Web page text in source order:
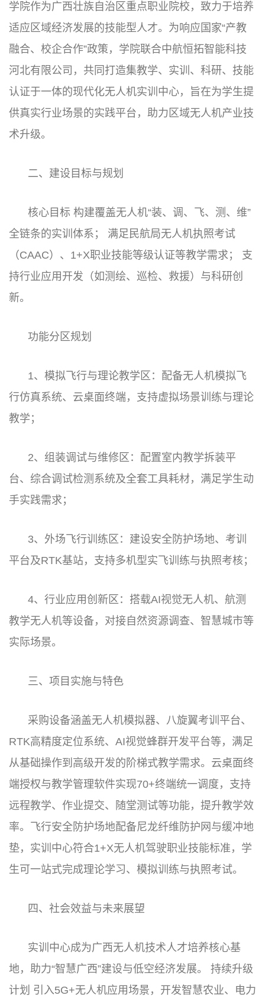
学院作为广西壮族自治区重点职业院校，致力于培养
适应区域经济发展的技能型人才。为响应国家“产教
融合、校企合作”政策，学院联合中航恒拓智能科技
河北有限公司，共同打造集教学、实训、科研、技能
认证于一体的现代化无人机实训中心，旨在为学生提
供真实行业场景的实践平台，助力区域无人机产业技
术升级。
二、建设目标与规划
核心目标 构建覆盖无人机“装、调、飞、测、维”
全链条的实训体系； 满足民航局无人机执照考试
（CAAC）、1+X职业技能等级认证等教学需求； 支
持行业应用开发（如测绘、巡检、救援）与科研创
新。
功能分区规划
1、模拟飞行与理论教学区：配备无人机模拟飞
行仿真系统、云桌面终端，支持虚拟场景训练与理论
教学；
2、组装调试与维修区：配置室内教学拆装平
台、综合调试检测系统及全套工具耗材，满足学生动
手实践需求；
3、外场飞行训练区：建设安全防护场地、考训
平台及RTK基站，支持多机型实飞训练与执照考核；
4、行业应用创新区：搭载AI视觉无人机、航测
教学无人机等设备，对接自然资源调查、智慧城市等
实际场景。
三、项目实施与特色
采购设备涵盖无人机模拟器、八旋翼考训平台、
RTK高精度定位系统、AI视觉蜂群开发平台等，满足
从基础操作到高级开发的阶梯式教学需求。云桌面终
端授权与教学管理软件实现70+终端统一调度，支持
远程教学、作业提交、随堂测试等功能，提升教学效
率。飞行安全防护场地配备尼龙纤维防护网与缓冲地
垫，实训中心符合1+X无人机驾驶职业技能标准，学
生可一站式完成理论学习、模拟训练与执照考试。
四、社会效益与未来展望
实训中心成为广西无人机技术人才培养核心基
地，助力“智慧广西”建设与低空经济发展。 持续升级
计划 引入5G+无人机应用场景，开发智慧农业、电力